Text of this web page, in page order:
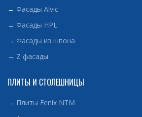
→ Фасады Alvic
→ Фасады HPL
→ Фасады из шпона
→ Z фасады
ПЛИТЫ И СТОЛЕШНИЦЫ
→ Плиты Fenix NTM